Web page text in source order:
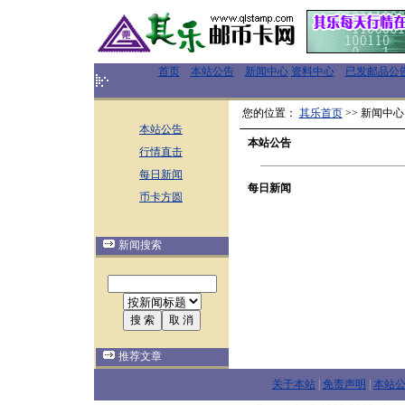
首页 本站公告 新闻中心 资料中心 已发邮品公
本站公告
行情直击
每日新闻
币卡方圆
新闻搜索
推荐文章
您的位置： 其乐首页>> 新闻中心
本站公告
每日新闻
关于本站 免责声明 本站